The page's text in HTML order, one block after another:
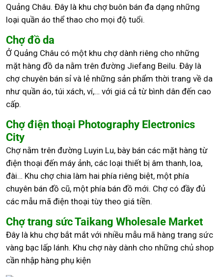
Quảng Châu. Đây là khu chợ buôn bán đa dạng những
loại quần áo thể thao cho mọi độ tuổi.
Chợ đồ da
Ở Quảng Châu có một khu chợ dành riêng cho những
mặt hàng đồ da nằm trên đường Jiefang Beilu. Đây là
chợ chuyên bán sỉ và lẻ những sản phẩm thời trang về da
như quần áo, túi xách, ví,… với giá cả từ bình dân đến cao
cấp.
Chợ điện thoại Photography Electronics
City
Chợ nằm trên đường Luyin Lu, bày bán các mặt hàng từ
điện thoại đến máy ảnh, các loại thiết bị âm thanh, loa,
đài… Khu chợ chia làm hai phía riêng biệt, một phía
chuyên bán đồ cũ, một phía bán đồ mới. Chợ có đầy đủ
các mẫu mã điện thoại tùy theo giá tiền.
Chợ trang sức Taikang Wholesale Market
Đây là khu chợ bắt mắt với nhiều mẫu mã hàng trang sức
vàng bạc lấp lánh. Khu chợ này dành cho những chủ shop
cần nhập hàng phụ kiện